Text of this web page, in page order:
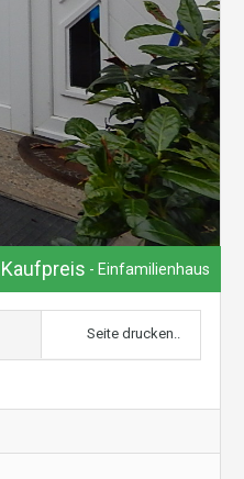
- Einfamilienhaus
Seite drucken..